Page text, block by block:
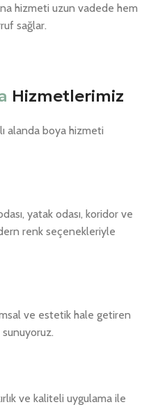
hizmeti uzun vadede hem
sağlar.
Hizmetlerimiz
alanda boya hizmeti
yatak odası, koridor ve
renk seçenekleriyle
ve estetik hale getiren
ve kaliteli uygulama ile